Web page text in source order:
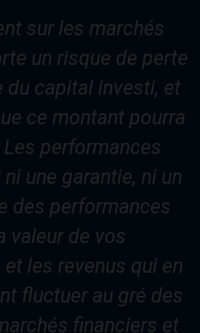
sur les marchés
un risque de perte
du capital investi, et
ce montant pourra
performances
une garantie, ni un
des performances
valeur de vos
les revenus qui en
fluctuer au gré des
financiers et